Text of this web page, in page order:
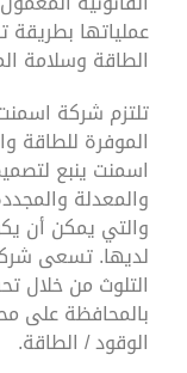
عملياتها بطريقة
الطاقة وسلامة
تلتزم شركة
الموفرة للطاقة
اسمنت ينبع
والمعدلة
والتي يمكن أن
لديها. تسعى
التلوث من خلال
بالمحافظة على
الوقود / الطاقة.